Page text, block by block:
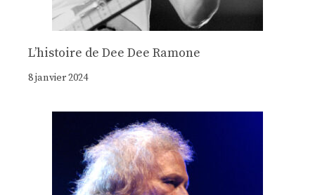
Lʼhistoire de Dee Dee Ramone
8 janvier 2024